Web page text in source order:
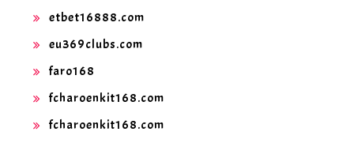
etbet16888.com
eu369clubs.com
faro168
fcharoenkit168.com
fcharoenkit168.com